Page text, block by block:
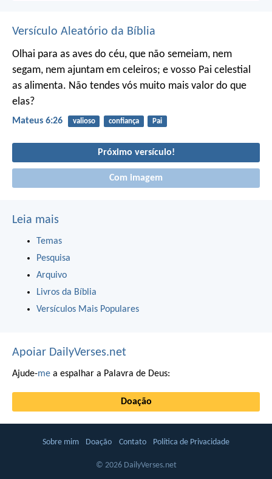
Versículo Aleatório da Bíblia
Olhai para as aves do céu, que não semeiam, nem
segam, nem ajuntam em celeiros; e vosso Pai celestial
as alimenta. Não tendes vós muito mais valor do que
elas?
Mateus 6:26 valioso confiança Pai
Próximo versículo!
Com imagem
Leia mais
Temas
Pesquisa
Arquivo
Livros da Bíblia
Versículos Mais Populares
Apoiar DailyVerses.net
Ajude-me a espalhar a Palavra de Deus:
Doação
Sobre mim Doação Contato Política de Privacidade
© 2026 DailyVerses.net